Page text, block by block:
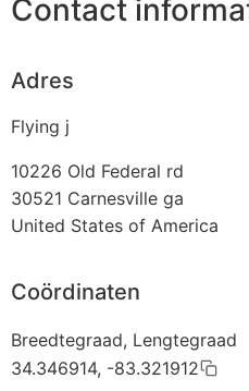
Contact
Adres
Flying j
10226 Old Federal rd
30521 Carnesville ga
United States of America
Coördinaten
Breedtegraad, Lengtegraad
34.346914, -83.321912